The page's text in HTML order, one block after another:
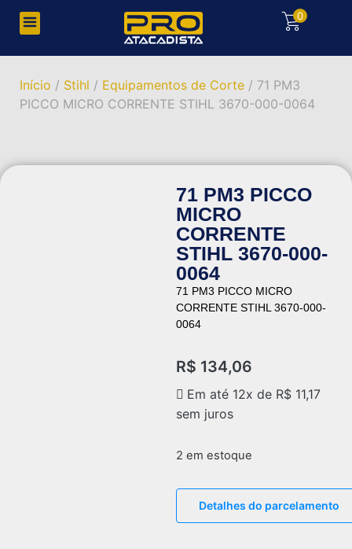
0
Início / Stihl / Equipamentos de Corte / 71 PM3
PICCO MICRO CORRENTE STIHL 3670-000-0064
71 PM3 PICCO
MICRO
CORRENTE
STIHL 3670-000-
0064
71 PM3 PICCO MICRO
CORRENTE STIHL 3670-000-
0064
R$ 134,06
Em até 12x de R$ 11,17
sem juros
2 em estoque
Detalhes do parcelamento